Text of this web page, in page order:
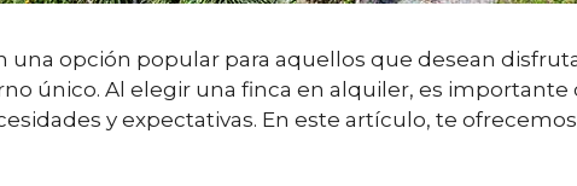
una opción popular para aquellos que desean
único. Al elegir una finca en alquiler, es importante
y expectativas. En este artículo, te